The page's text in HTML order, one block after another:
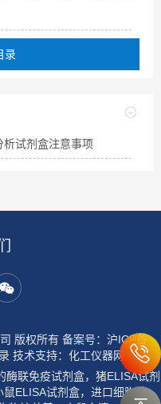
录
试剂盒注意事项
版权所有 备案号：沪ICP备
技术支持： 化工仪器网
联免疫试剂盒，猪ELISA试剂
ELISA试剂盒，进口细胞株，